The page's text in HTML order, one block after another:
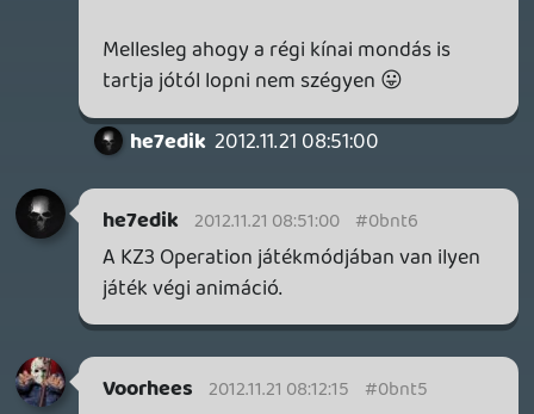
válltámasz felől nézve) bal oldalon a
biztosító szerkezete, de ez lehet h csak
nekem szúrt szemet és kérlek ne vegyétek
szőrszál hasogatásnak 🙂
See you on THE Island 😉
pelenka35 2012.11.21 06:48:58 #0bnt2
Kencsu 2012.11.20 20:19:36
Szinten berendelve. Insane edition!:)
Viszlát a szigeten!:)